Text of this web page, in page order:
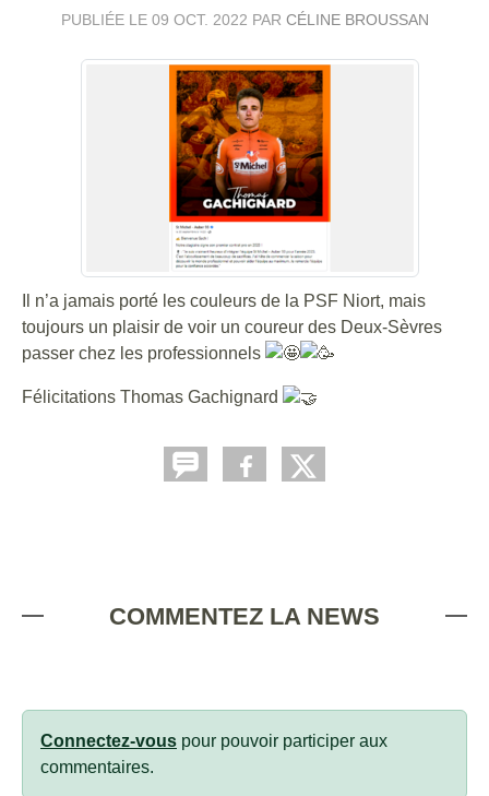
PUBLIÉE LE 09 OCT. 2022 PAR CÉLINE BROUSSAN
Il n’a jamais porté les couleurs de la PSF Niort, mais
toujours un plaisir de voir un coureur des Deux-Sèvres
passer chez les professionnels
Félicitations Thomas Gachignard
COMMENTEZ LA NEWS
Connectez-vous pour pouvoir participer aux
commentaires.